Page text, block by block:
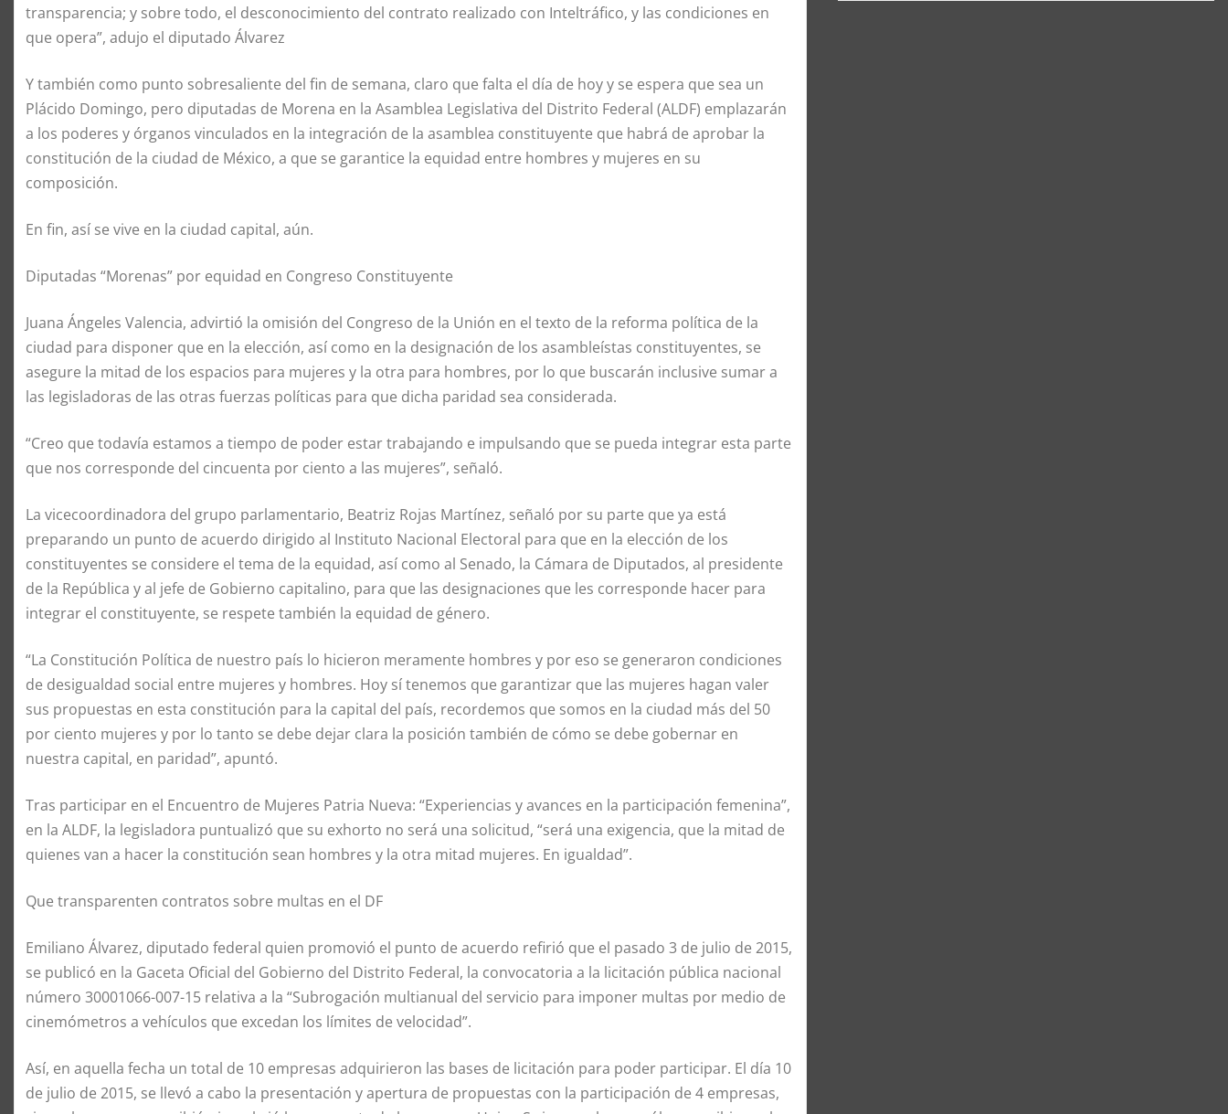
transparencia; y sobre todo, el desconocimiento del contrato realizado con Inteltráfico, y las condiciones en
que opera”, adujo el diputado Álvarez
Y también como punto sobresaliente del fin de semana, claro que falta el día de hoy y se espera que sea un
Plácido Domingo, pero diputadas de Morena en la Asamblea Legislativa del Distrito Federal (ALDF) emplazarán
a los poderes y órganos vinculados en la integración de la asamblea constituyente que habrá de aprobar la
constitución de la ciudad de México, a que se garantice la equidad entre hombres y mujeres en su
composición.
En fin, así se vive en la ciudad capital, aún.
Diputadas “Morenas” por equidad en Congreso Constituyente
Juana Ángeles Valencia, advirtió la omisión del Congreso de la Unión en el texto de la reforma política de la
ciudad para disponer que en la elección, así como en la designación de los asambleístas constituyentes, se
asegure la mitad de los espacios para mujeres y la otra para hombres, por lo que buscarán inclusive sumar a
las legisladoras de las otras fuerzas políticas para que dicha paridad sea considerada.
“Creo que todavía estamos a tiempo de poder estar trabajando e impulsando que se pueda integrar esta parte
que nos corresponde del cincuenta por ciento a las mujeres”, señaló.
La vicecoordinadora del grupo parlamentario, Beatriz Rojas Martínez, señaló por su parte que ya está
preparando un punto de acuerdo dirigido al Instituto Nacional Electoral para que en la elección de los
constituyentes se considere el tema de la equidad, así como al Senado, la Cámara de Diputados, al presidente
de la República y al jefe de Gobierno capitalino, para que las designaciones que les corresponde hacer para
integrar el constituyente, se respete también la equidad de género.
“La Constitución Política de nuestro país lo hicieron meramente hombres y por eso se generaron condiciones
de desigualdad social entre mujeres y hombres. Hoy sí tenemos que garantizar que las mujeres hagan valer
sus propuestas en esta constitución para la capital del país, recordemos que somos en la ciudad más del 50
por ciento mujeres y por lo tanto se debe dejar clara la posición también de cómo se debe gobernar en
nuestra capital, en paridad”, apuntó.
Tras participar en el Encuentro de Mujeres Patria Nueva: “Experiencias y avances en la participación femenina”,
en la ALDF, la legisladora puntualizó que su exhorto no será una solicitud, “será una exigencia, que la mitad de
quienes van a hacer la constitución sean hombres y la otra mitad mujeres. En igualdad”.
Que transparenten contratos sobre multas en el DF
Emiliano Álvarez, diputado federal quien promovió el punto de acuerdo refirió que el pasado 3 de julio de 2015,
se publicó en la Gaceta Oficial del Gobierno del Distrito Federal, la convocatoria a la licitación pública nacional
número 30001066-007-15 relativa a la “Subrogación multianual del servicio para imponer multas por medio de
cinemómetros a vehículos que excedan los límites de velocidad”.
Así, en aquella fecha un total de 10 empresas adquirieron las bases de licitación para poder participar. El día 10
de julio de 2015, se llevó a cabo la presentación y apertura de propuestas con la participación de 4 empresas,